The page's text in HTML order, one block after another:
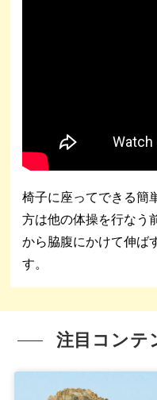
椅子に座ってできる簡
方は他の体操を行なう
から脇腹にかけて伸ば
す。
注目コンテ